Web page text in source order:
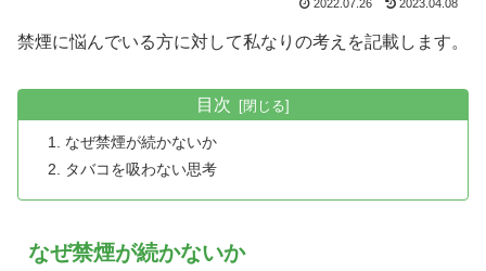
2022.07.26 2023.04.08
禁煙に悩んでいる方に対して私なりの考えを記載します。
目次
なぜ禁煙が続かないか
タバコを吸わない思考
なぜ禁煙が続かないか